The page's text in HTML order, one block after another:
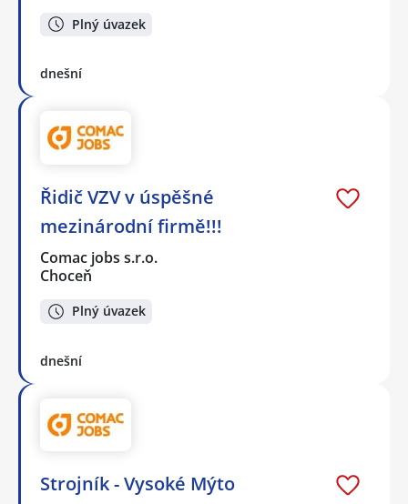
Plný úvazek
dnešní
Řidič VZV v úspěšné
mezinárodní firmě!!!
Comac jobs s.r.o.
Choceň
Plný úvazek
dnešní
Strojník - Vysoké Mýto